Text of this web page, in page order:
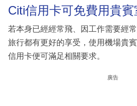
Citi信用卡可免費用貴賓
若本身已經經常飛、因工作需要經
旅行都有更好的享受，使用機場貴
信用卡便可滿足相關要求。
廣告